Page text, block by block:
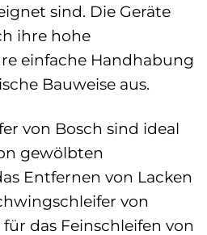
sind. Die Geräte
ihre hohe
einfache Handhabung
Bauweise aus.
von Bosch sind ideal
gewölbten
Entfernen von Lacken
von
das Feinschleifen von